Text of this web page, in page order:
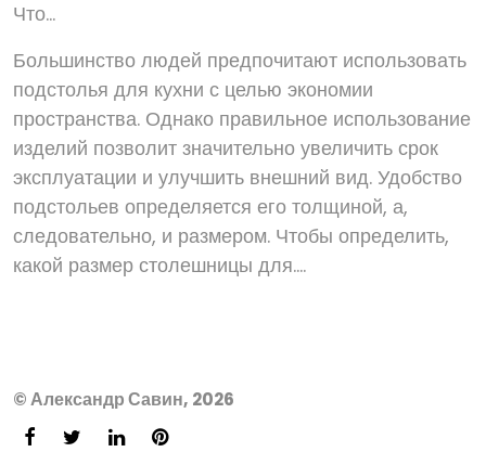
Что...
Большинство людей предпочитают использовать
подстолья для кухни с целью экономии
пространства. Однако правильное использование
изделий позволит значительно увеличить срок
эксплуатации и улучшить внешний вид. Удобство
подстольев определяется его толщиной, а,
следовательно, и размером. Чтобы определить,
какой размер столешницы для....
© Александр Савин, 2026